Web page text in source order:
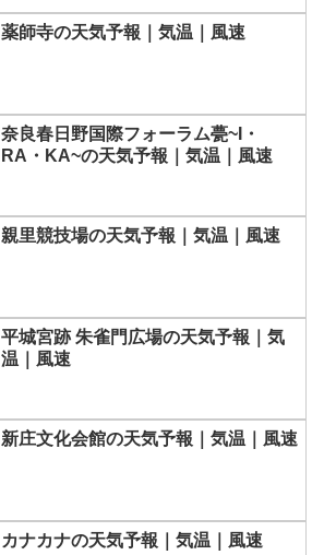
薬師寺の天気予報｜気温｜風速
奈良春日野国際フォーラム甍~I・
RA・KA~の天気予報｜気温｜風速
親里競技場の天気予報｜気温｜風速
平城宮跡 朱雀門広場の天気予報｜気
温｜風速
新庄文化会館の天気予報｜気温｜風速
カナカナの天気予報｜気温｜風速